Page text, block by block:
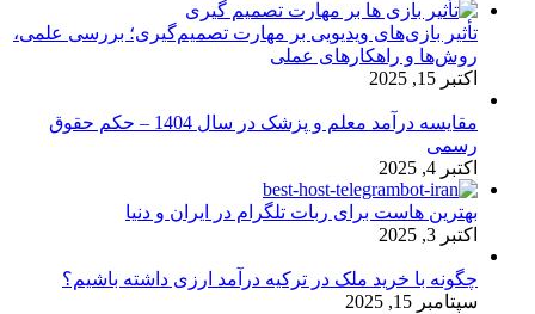
تأثیر بازی‌های ویدیویی بر مهارت تصمیم‌گیری؛ بررسی علمی،
روش‌ها و راهکارهای عملی
اکتبر 15, 2025
مقایسه درآمد معلم و پزشک در سال 1404 – حکم حقوق
رسمی
اکتبر 4, 2025
بهترین هاست برای ربات تلگرام در ایران و دنیا
اکتبر 3, 2025
چگونه با خرید ملک در ترکیه درآمد ارزی داشته باشیم؟
سپتامبر 15, 2025